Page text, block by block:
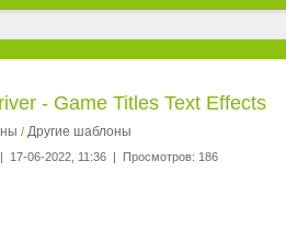
- Game Titles Text Effects
/ Другие шаблоны
| 17-06-2022, 11:36 | Просмотров: 186